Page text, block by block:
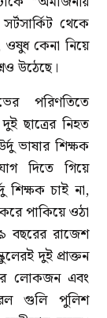
থেকে
কেনা নিয়ে
উঠেছে।
পরিণতিতে
ছাত্রের নিহত
ভাষার শিক্ষক
দিতে গিয়ে
শিক্ষক চাই না,
পাকিয়ে ওঠা
বছরের রাজেশ
দুই প্রাক্তন
লোকজন এবং
গুলি পুলিশ